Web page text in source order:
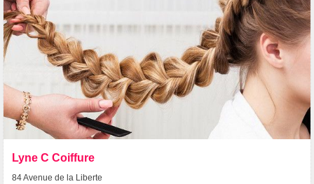
Lyne C Coiffure
84 Avenue de la Liberte